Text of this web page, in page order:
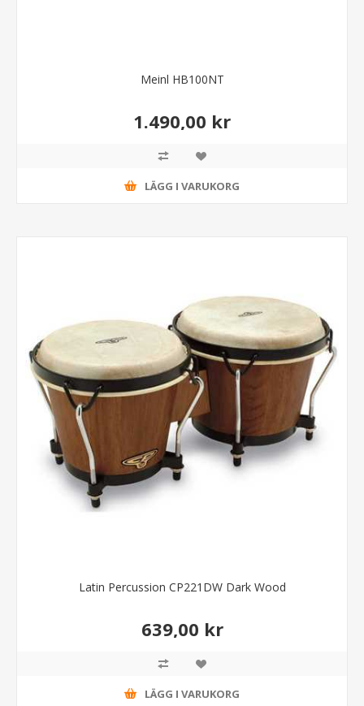
Meinl HB100NT
1.490,00 kr
LÄGG I VARUKORG
Latin Percussion CP221DW Dark Wood
639,00 kr
LÄGG I VARUKORG